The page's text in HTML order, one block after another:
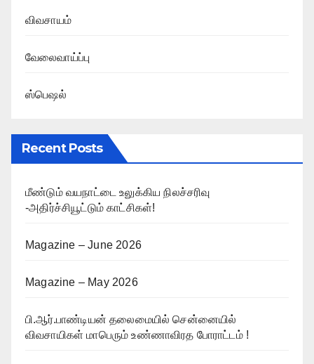
விவசாயம்
வேலைவாய்ப்பு
ஸ்பெஷல்
Recent Posts
மீண்டும் வயநாட்டை உலுக்கிய நிலச்சரிவு
-அதிர்ச்சியூட்டும் காட்சிகள்!
Magazine – June 2026
Magazine – May 2026
பி.ஆர்.பாண்டியன் தலைமையில் சென்னையில்
விவசாயிகள் மாபெரும் உண்ணாவிரத போராட்டம் !